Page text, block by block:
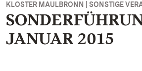
KLOSTER MAULBRONN | SONSTIGE
JANUAR 2015